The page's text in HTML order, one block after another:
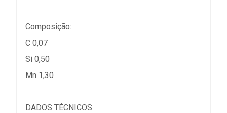
Composição:
C 0,07
Si 0,50
Mn 1,30
DADOS TÉCNICOS